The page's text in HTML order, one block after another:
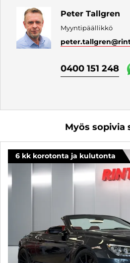
Peter Tallgren
Myyntipäällikkö
peter.tallgren
0400 151 248
Myös sopivia
6 kk korotonta ja kulutonta